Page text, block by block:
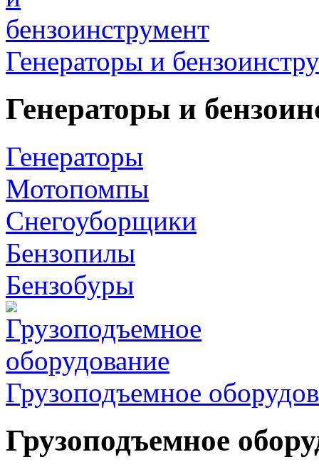
Генераторы и
Генераторы и
Генераторы
Мотопомпы
Снегоуборщики
Бензопилы
Бензобуры
Грузоподъемное
Грузоподъемное